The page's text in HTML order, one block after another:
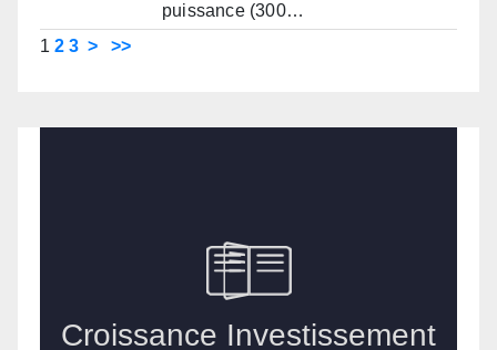
puissance (300…
1 2 3 > >>